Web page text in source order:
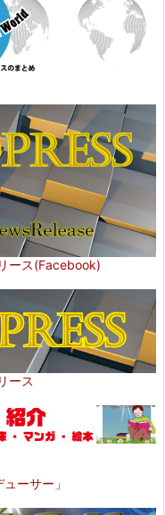
ース(Facebook)
ース
ーサー」